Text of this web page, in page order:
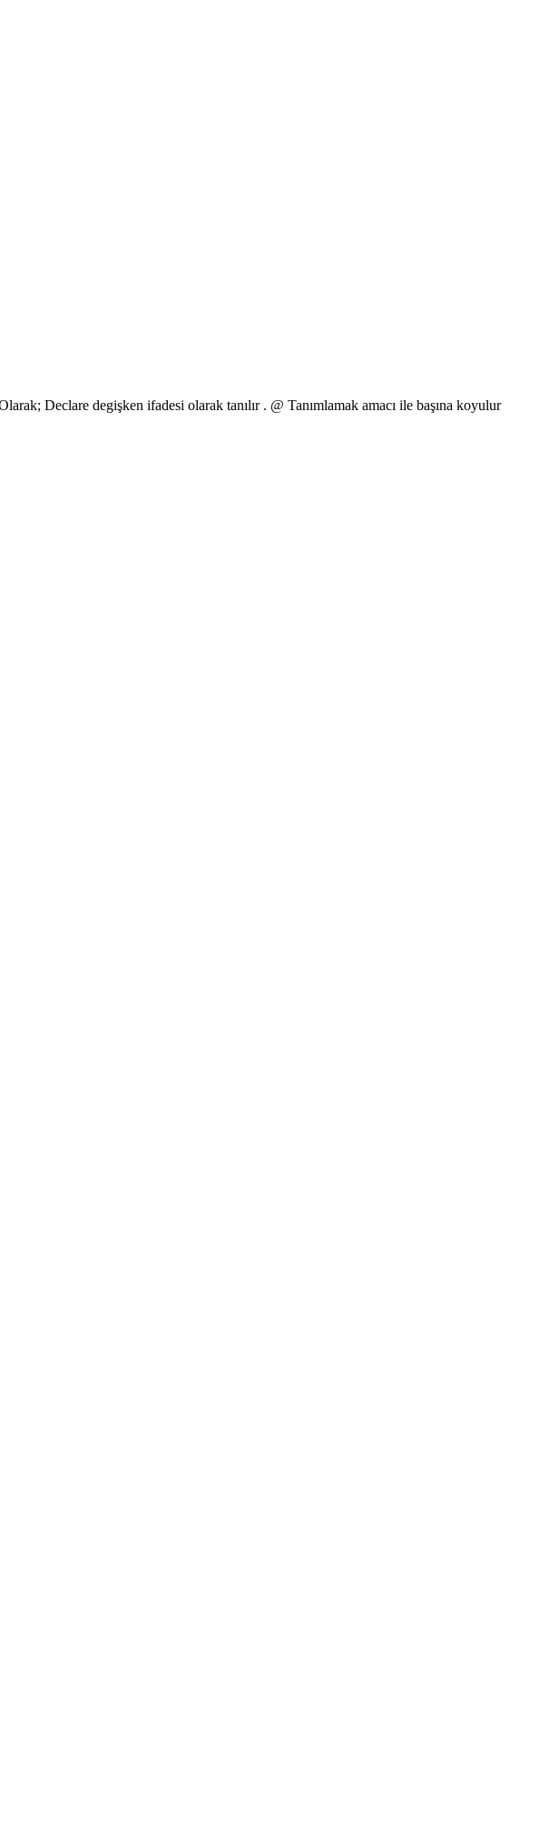
Declare degişken ifadesi olarak tanılır . @ Tanımlamak amacı ile başına koyulur